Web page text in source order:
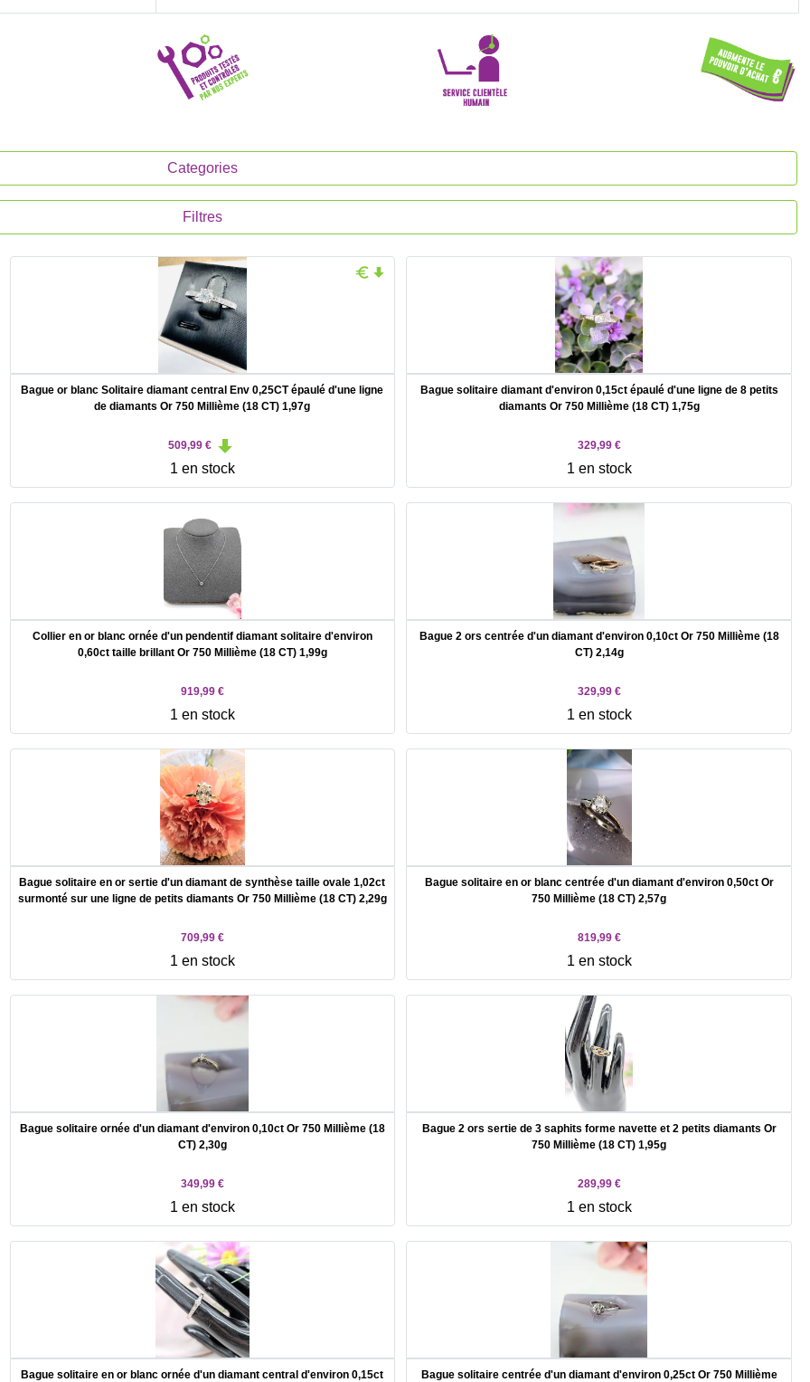
Categories
Filtres
Bague or blanc Solitaire diamant central Env 0,25CT épaulé d'une ligne
de diamants Or 750 Millième (18 CT) 1,97g
509,99 €
1 en stock
Bague solitaire diamant d'environ 0,15ct épaulé d'une ligne de 8 petits
diamants Or 750 Millième (18 CT) 1,75g
329,99 €
1 en stock
Collier en or blanc ornée d'un pendentif diamant solitaire d'environ
0,60ct taille brillant Or 750 Millième (18 CT) 1,99g
919,99 €
1 en stock
Bague 2 ors centrée d'un diamant d'environ 0,10ct Or 750 Millième (18
CT) 2,14g
329,99 €
1 en stock
Bague solitaire en or sertie d'un diamant de synthèse taille ovale 1,02ct
surmonté sur une ligne de petits diamants Or 750 Millième (18 CT) 2,29g
709,99 €
1 en stock
Bague solitaire en or blanc centrée d'un diamant d'environ 0,50ct Or
750 Millième (18 CT) 2,57g
819,99 €
1 en stock
Bague solitaire ornée d'un diamant d'environ 0,10ct Or 750 Millième (18
CT) 2,30g
349,99 €
1 en stock
Bague 2 ors sertie de 3 saphits forme navette et 2 petits diamants Or
750 Millième (18 CT) 1,95g
289,99 €
1 en stock
Bague solitaire en or blanc ornée d'un diamant central d'environ 0,15ct
Bague solitaire centrée d'un diamant d'environ 0,25ct Or 750 Millième